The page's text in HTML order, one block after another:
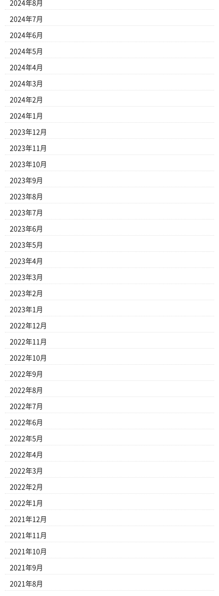
2024年8月
2024年7月
2024年6月
2024年5月
2024年4月
2024年3月
2024年2月
2024年1月
2023年12月
2023年11月
2023年10月
2023年9月
2023年8月
2023年7月
2023年6月
2023年5月
2023年4月
2023年3月
2023年2月
2023年1月
2022年12月
2022年11月
2022年10月
2022年9月
2022年8月
2022年7月
2022年6月
2022年5月
2022年4月
2022年3月
2022年2月
2022年1月
2021年12月
2021年11月
2021年10月
2021年9月
2021年8月